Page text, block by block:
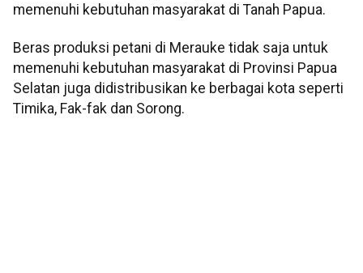
memenuhi kebutuhan masyarakat di Tanah Papua.
Beras produksi petani di Merauke tidak saja untuk
memenuhi kebutuhan masyarakat di Provinsi Papua
Selatan juga didistribusikan ke berbagai kota seperti
Timika, Fak-fak dan Sorong.